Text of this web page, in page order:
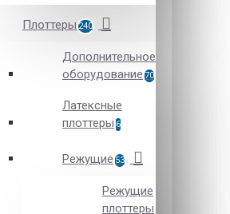
Плоттеры 240
Дополнительное
оборудование 70
Латексные
плоттеры 6
Режущие 53
Режущие
плоттеры